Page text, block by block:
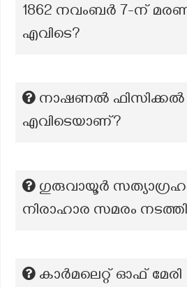
1862 നവംബർ 7-ന്
എവിടെ?
നാഷണൽ ഫിസിക്കൽ
എവിടെയാണ്?
ഗുരുവായൂര്‍
നിരാഹാര സമരം
കാര്‍‍മലെറ്റ് ഓഫ് മേരി